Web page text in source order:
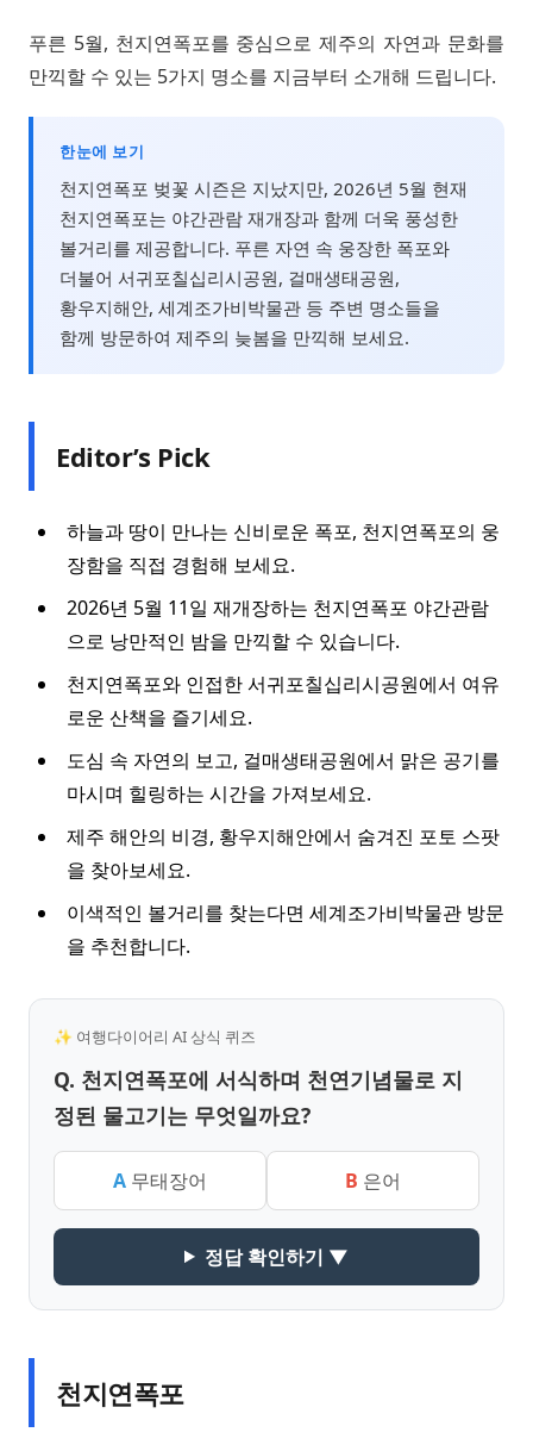
푸른 5월, 천지연폭포를 중심으로 제주의 자연과 문화를
만끽할 수 있는 5가지 명소를 지금부터 소개해 드립니다.
한눈에 보기
천지연폭포 벚꽃 시즌은 지났지만, 2026년 5월 현재
천지연폭포는 야간관람 재개장과 함께 더욱 풍성한
볼거리를 제공합니다. 푸른 자연 속 웅장한 폭포와
더불어 서귀포칠십리시공원, 걸매생태공원,
황우지해안, 세계조가비박물관 등 주변 명소들을
함께 방문하여 제주의 늦봄을 만끽해 보세요.
Editor’s Pick
하늘과 땅이 만나는 신비로운 폭포, 천지연폭포의 웅
장함을 직접 경험해 보세요.
2026년 5월 11일 재개장하는 천지연폭포 야간관람
으로 낭만적인 밤을 만끽할 수 있습니다.
천지연폭포와 인접한 서귀포칠십리시공원에서 여유
로운 산책을 즐기세요.
도심 속 자연의 보고, 걸매생태공원에서 맑은 공기를
마시며 힐링하는 시간을 가져보세요.
제주 해안의 비경, 황우지해안에서 숨겨진 포토 스팟
을 찾아보세요.
이색적인 볼거리를 찾는다면 세계조가비박물관 방문
을 추천합니다.
✨ 여행다이어리 AI 상식 퀴즈
Q. 천지연폭포에 서식하며 천연기념물로 지
정된 물고기는 무엇일까요?
A 무태장어 B 은어
정답 확인하기 ▼
천지연폭포